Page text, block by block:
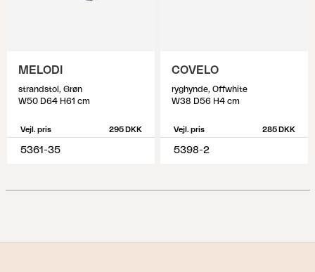
MELODI
strandstol, Grøn
W50 D64 H61 cm
Vejl. pris 295 DKK
5361-35
COVELO
ryghynde, Offwhite
W38 D56 H4 cm
Vejl. pris 285 DKK
5398-2